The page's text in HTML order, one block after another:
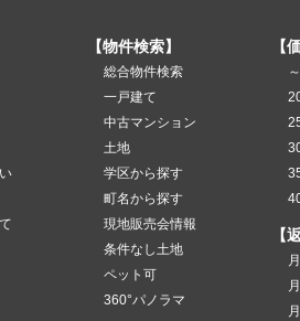
【物件検索】
総合物件検索
一戸建て
中古マンション
土地
学区から探す
町名から探す
現地販売会情報
条件なし土地
ペット可
360°パノラマ
【
【